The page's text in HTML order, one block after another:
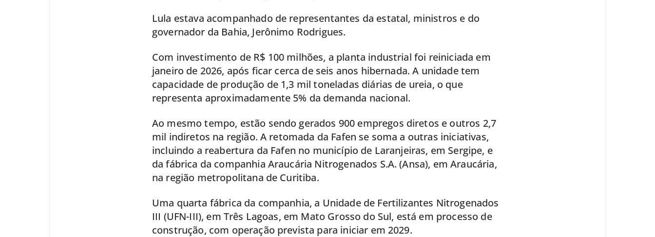
Lula estava acompanhado de representantes da estatal, ministros e do
governador da Bahia, Jerônimo Rodrigues.
Com investimento de R$ 100 milhões, a planta industrial foi reiniciada em
janeiro de 2026, após ficar cerca de seis anos hibernada. A unidade tem
capacidade de produção de 1,3 mil toneladas diárias de ureia, o que
representa aproximadamente 5% da demanda nacional.
Ao mesmo tempo, estão sendo gerados 900 empregos diretos e outros 2,7
mil indiretos na região. A retomada da Fafen se soma a outras iniciativas,
incluindo a reabertura da Fafen no município de Laranjeiras, em Sergipe, e
da fábrica da companhia Araucária Nitrogenados S.A. (Ansa), em Araucária,
na região metropolitana de Curitiba.
Uma quarta fábrica da companhia, a Unidade de Fertilizantes Nitrogenados
III (UFN-III), em Três Lagoas, em Mato Grosso do Sul, está em processo de
construção, com operação prevista para iniciar em 2029.